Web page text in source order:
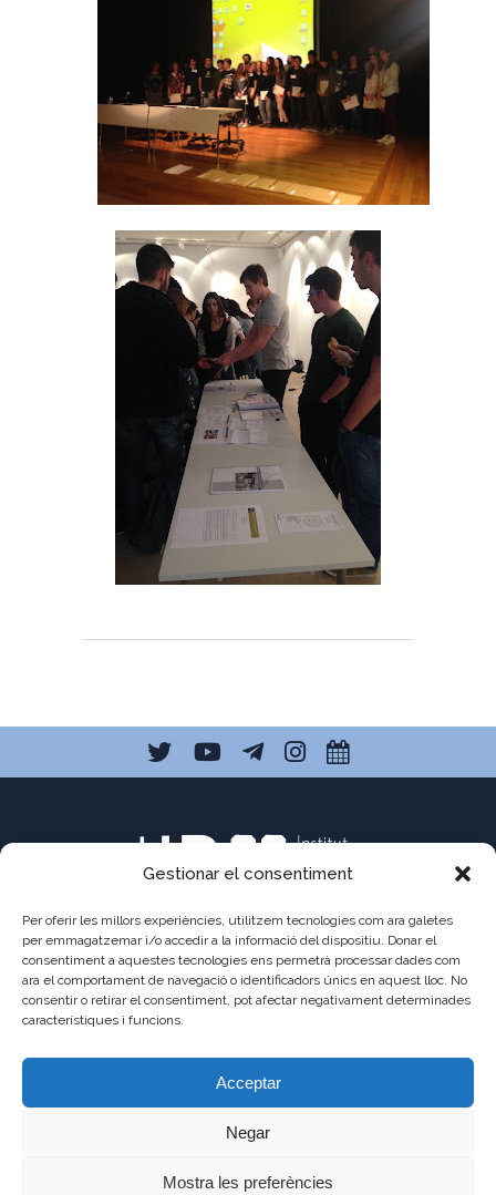
Gestionar el consentiment
Per oferir les millors experiències, utilitzem tecnologies com ara galetes
per emmagatzemar i/o accedir a la informació del dispositiu. Donar el
consentiment a aquestes tecnologies ens permetrà processar dades com
ara el comportament de navegació o identificadors únics en aquest lloc. No
consentir o retirar el consentiment, pot afectar negativament determinades
característiques i funcions.
Acceptar
Negar
Mostra les preferències
C/ Pau Claris 121
08009 Barcelona
93 487 03 01